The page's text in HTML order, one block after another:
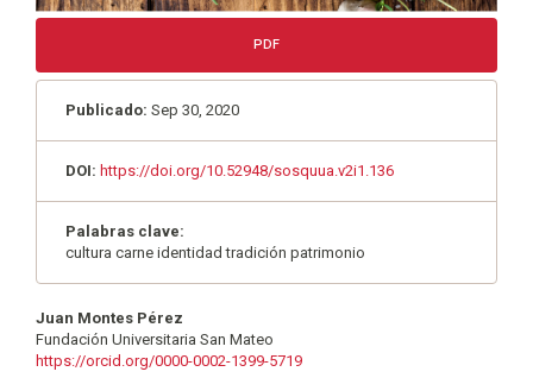
PDF
Publicado: Sep 30, 2020
DOI: https://doi.org/10.52948/sosquua.v2i1.136
Palabras clave:
cultura carne identidad tradición patrimonio
Contenido
principal
Juan Montes Pérez
Fundación Universitaria San Mateo
https://orcid.org/0000-0002-1399-5719